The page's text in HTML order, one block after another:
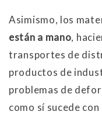
Asimismo, los
están a mano,
transportes de
productos de
problemas de
como sí sucede